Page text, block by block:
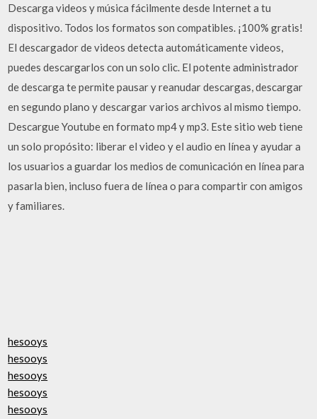
Descarga videos y música fácilmente desde Internet a tu
dispositivo. Todos los formatos son compatibles. ¡100% gratis!
El descargador de videos detecta automáticamente videos,
puedes descargarlos con un solo clic. El potente administrador
de descarga te permite pausar y reanudar descargas, descargar
en segundo plano y descargar varios archivos al mismo tiempo.
Descargue Youtube en formato mp4 y mp3. Este sitio web tiene
un solo propósito: liberar el video y el audio en línea y ayudar a
los usuarios a guardar los medios de comunicación en línea para
pasarla bien, incluso fuera de línea o para compartir con amigos
y familiares.
hesooys
hesooys
hesooys
hesooys
hesooys